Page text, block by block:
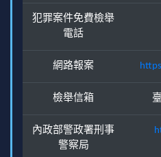
犯罪案件免費檢舉
電話
網路報案
檢舉信箱
內政部警政署刑事
警察局